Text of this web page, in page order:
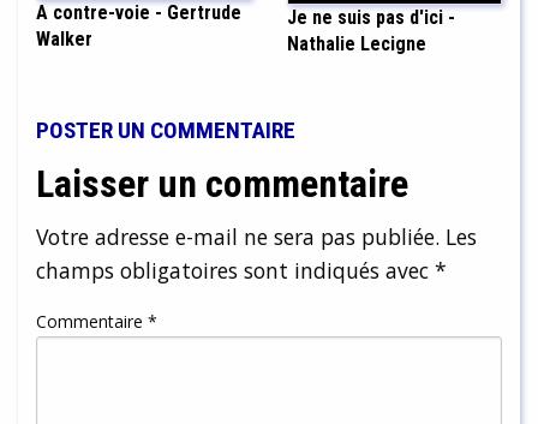
A contre-voie - Gertrude
Walker
Je ne suis pas d'ici -
Nathalie Lecigne
POSTER UN COMMENTAIRE
Laisser un commentaire
Votre adresse e-mail ne sera pas publiée. Les
champs obligatoires sont indiqués avec *
Commentaire *